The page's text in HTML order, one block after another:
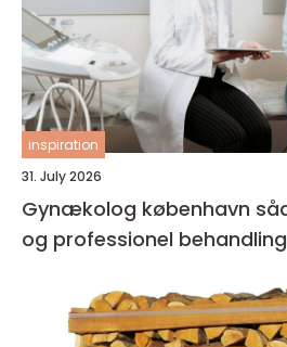
inspiration
31. July 2026
Gynækolog københavn sådan finder du tryg
og professionel behandling